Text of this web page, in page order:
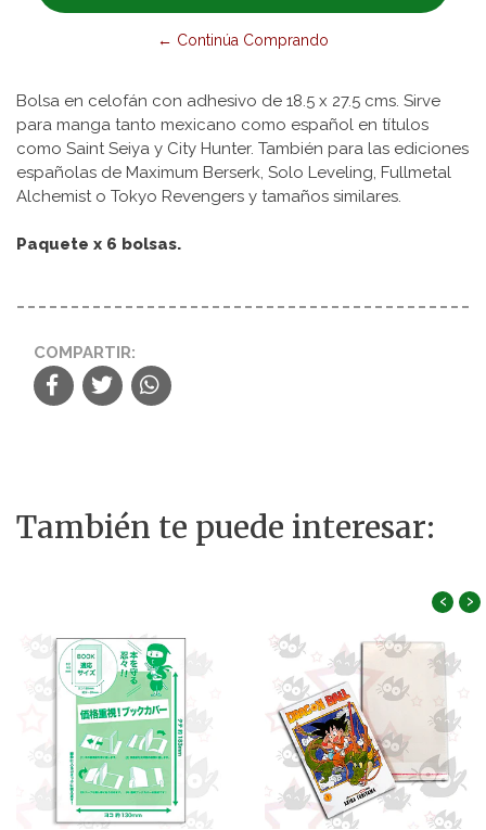
← Continúa Comprando
Bolsa en celofán con adhesivo de 18.5 x 27.5 cms. Sirve
para manga tanto mexicano como español en títulos
como Saint Seiya y City Hunter. También para las ediciones
españolas de Maximum Berserk, Solo Leveling, Fullmetal
Alchemist o Tokyo Revengers y tamaños similares.
Paquete x 6 bolsas.
COMPARTIR:
También te puede interesar:
‹ ›